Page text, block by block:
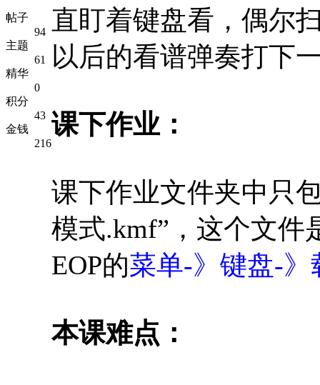
帖子
94
主题
61
精华
0
积分
43
金钱
216
直盯着键盘看，偶尔
以后的看谱弹奏打下
课下作业：
课下作业文件夹中只
模式.kmf”，这个文件
EOP的菜单-》键盘-》
本课难点：